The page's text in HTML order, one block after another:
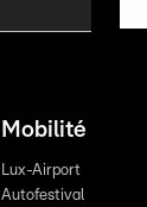
Mobilité
Lux-Airport
Autofestival